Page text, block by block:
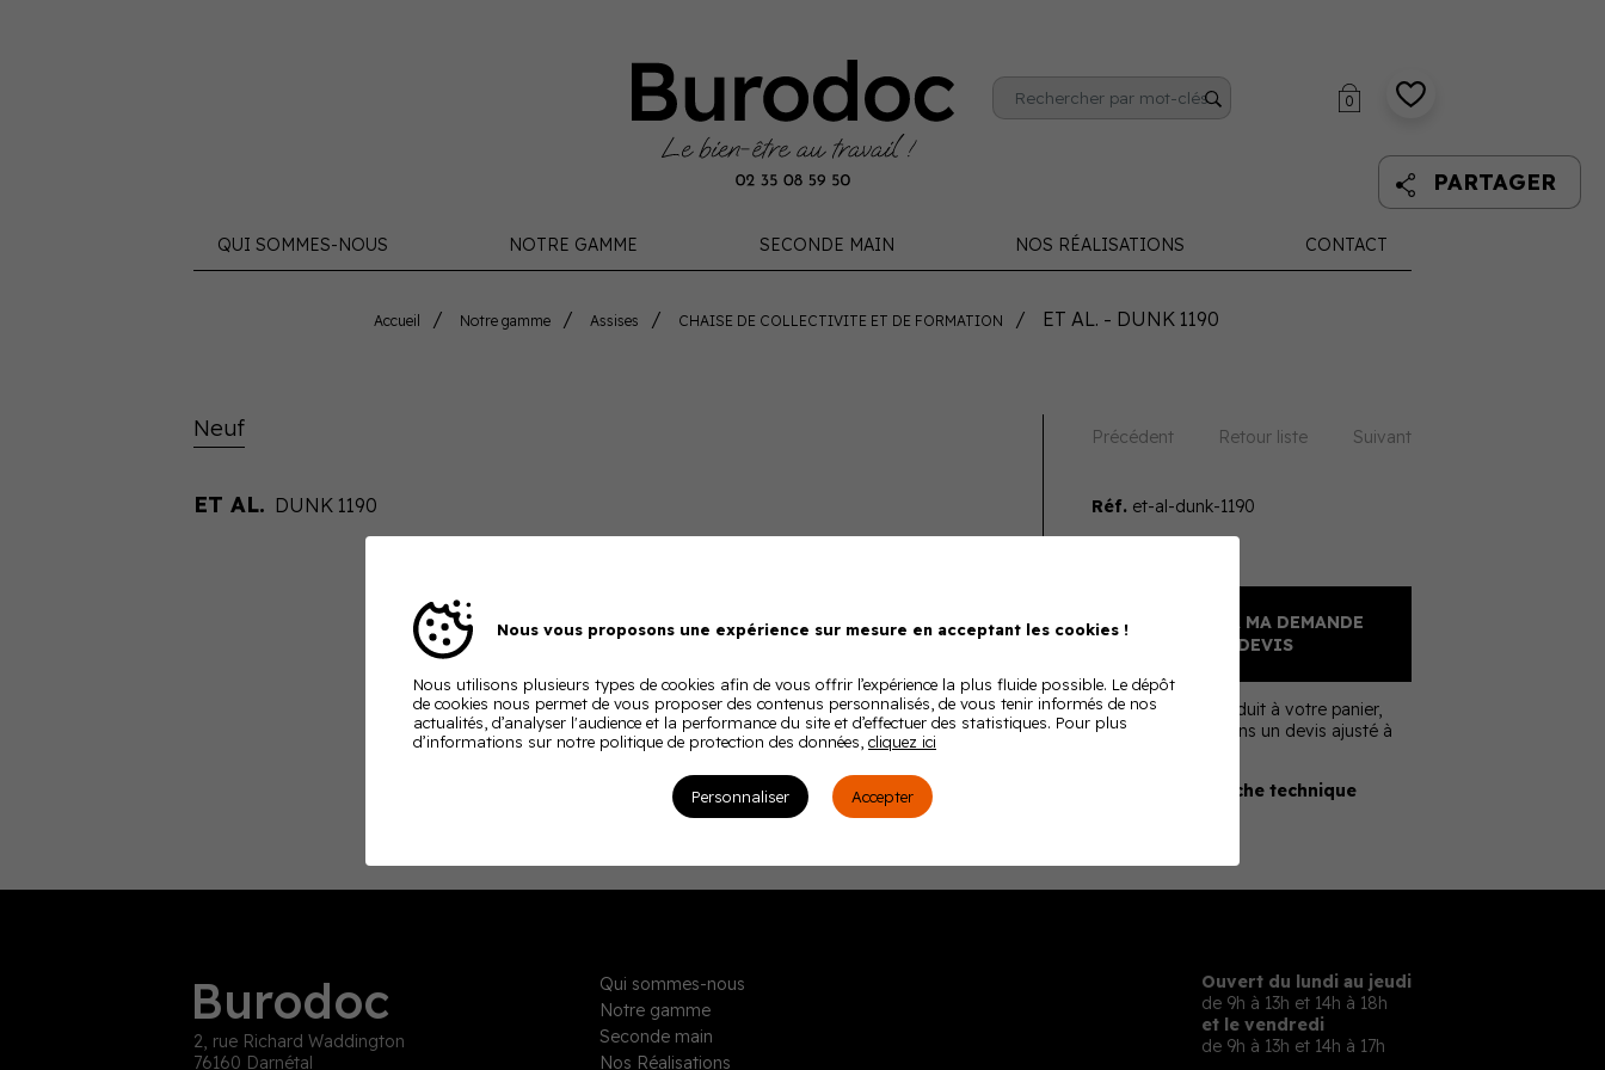
0
QUI SOMMES-NOUS NOTRE GAMME SECONDE MAIN NOS RÉALISATIONS CONTACT
PARTAGER
Accueil Notre gamme Assises CHAISE DE COLLECTIVITE ET DE FORMATION ET AL. - DUNK 1190
Neuf
ET AL. DUNK 1190
Précédent Retour liste Suivant
Réf.et-al-dunk-1190
AJOUTER À MA DEMANDE
DE DEVIS
En ajoutant ce produit à votre panier,
nous vous enverrons un devis ajusté à
Télécharger la fiche technique
Burodoc
2, rue Richard Waddington
76160 Darnétal
Qui sommes-nous
Notre gamme
Seconde main
Nos Réalisations
Ouvert du lundi au jeudi
de 9h à 13h et 14h à 18h
et le vendredi
de 9h à 13h et 14h à 17h
Nous vous proposons une expérience sur mesure en acceptant les cookies !
Nous utilisons plusieurs types de cookies afin de vous offrir l’expérience la plus fluide possible. Le dépôt
de cookies nous permet de vous proposer des contenus personnalisés, de vous tenir informés de nos
actualités, d’analyser l'audience et la performance du site et d’effectuer des statistiques. Pour plus
d’informations sur notre politique de protection des données, cliquez ici
Personnaliser Accepter